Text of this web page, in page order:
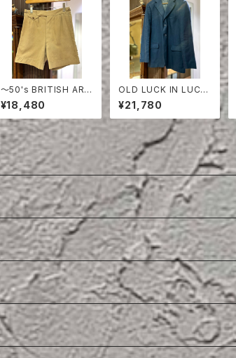
〜50's BRITISH ARM
Y COTTON SHORT
S
¥18,480
OLD LUCK IN LUCK
LINEN TAILORED JA
CKET
¥21,780